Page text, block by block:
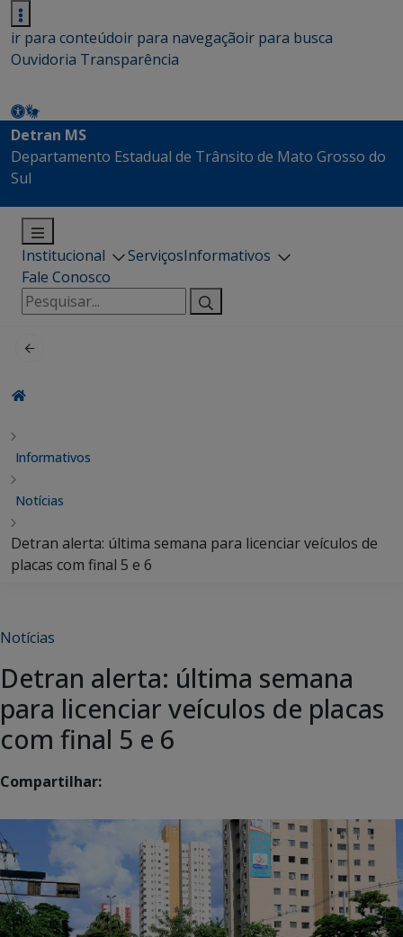
ir para conteúdoir para navegaçãoir para busca
Ouvidoria Transparência
Detran MS
Departamento Estadual de Trânsito de Mato Grosso do
Sul
Institucional ServiçosInformativos
Fale Conosco
Pesquisar
por:
Informativos
Notícias
Detran alerta: última semana para licenciar veículos de
placas com final 5 e 6
Notícias
Detran alerta: última semana
para licenciar veículos de placas
com final 5 e 6
Compartilhar: